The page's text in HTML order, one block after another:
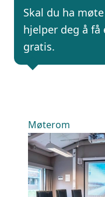
Skal du ha
hjelper deg å
gratis.
Møterom